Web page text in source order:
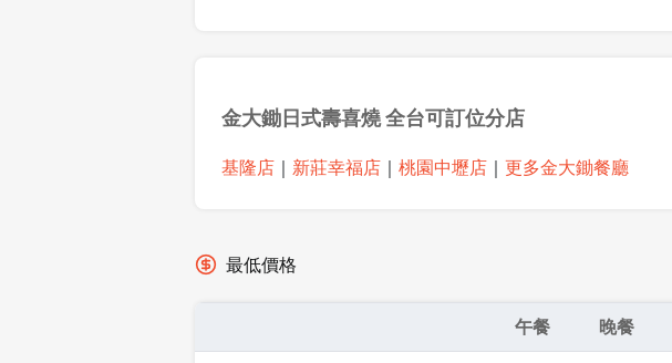
金大鋤日式壽喜燒全台可訂位分店
基隆店 ｜ 新莊幸福店 ｜ 桃園中壢店 ｜ 更多金大鋤餐廳
最低價格
午餐 晚餐